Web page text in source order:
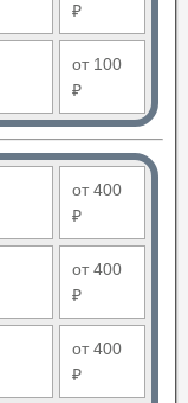
₽
от 100
₽
от 400
₽
от 400
₽
от 400
₽